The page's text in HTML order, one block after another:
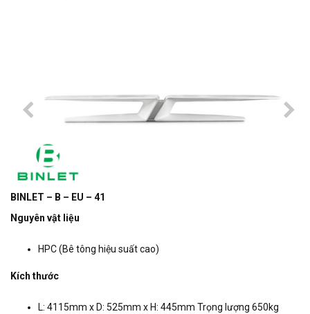
BINLET – B – EU – 41
Nguyên vật liệu
HPC (Bê tông hiệu suất cao)
Kích thước
L: 4115mm x D: 525mm x H: 445mm Trọng lượng 650kg